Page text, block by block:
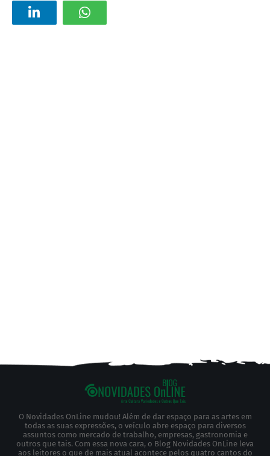
O Novidades OnLine mudou! Além de dar espaço para as artes em
todas as suas expressões, o veículo abre espaço para diversos
assuntos como mercado de trabalho, empresas, gastronomia e
outros que tais. Com essa nova cara, o Blog Novidades OnLine leva
aos leitores o que de mais atual acontece pelos quatro cantos do